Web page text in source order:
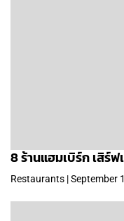
8 ร้านแฮมเบิร์ก เสิร์
Restaurants | September